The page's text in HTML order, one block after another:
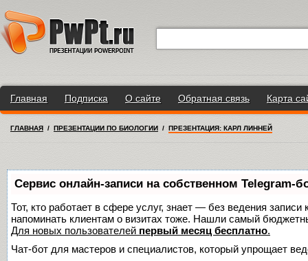
Главная Подписка О сайте Обратная связь Карта
ГЛАВНАЯ / ПРЕЗЕНТАЦИИ ПО БИОЛОГИИ / ПРЕЗЕНТАЦИЯ: КАРЛ ЛИННЕЙ
Сервис онлайн-записи на собственном Telegram-
Тот, кто работает в сфере услуг, знает — без ведения
напоминать клиентам о визитах тоже. Нашли самый
Для новых пользователей первый месяц бесплатно.
Чат-бот для мастеров и специалистов, который упрощает